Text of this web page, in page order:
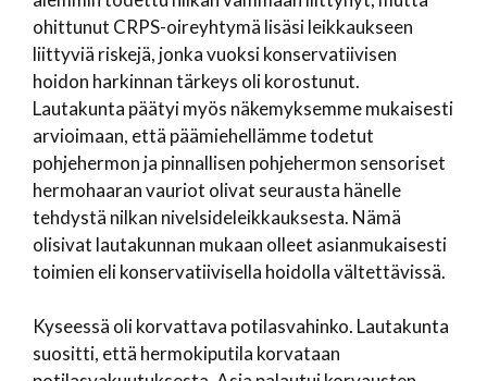
ohittunut CRPS-oireyhtymä lisäsi leikkaukseen
liittyviä riskejä, jonka vuoksi konservatiivisen
hoidon harkinnan tärkeys oli korostunut.
Lautakunta päätyi myös näkemyksemme mukaisesti
arvioimaan, että päämiehellämme todetut
pohjehermon ja pinnallisen pohjehermon sensoriset
hermohaaran vauriot olivat seurausta hänelle
tehdystä nilkan nivelsideleikkauksesta. Nämä
olisivat lautakunnan mukaan olleet asianmukaisesti
toimien eli konservatiivisella hoidolla vältettävissä.
Kyseessä oli korvattava potilasvahinko. Lautakunta
suositti, että hermokiputila korvataan